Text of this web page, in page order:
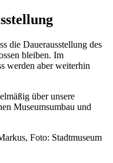
die Dauerausstellung des
bleiben. Im
werden aber weiterhin
über unsere
Museumsumbau und
Foto: Stadtmuseum